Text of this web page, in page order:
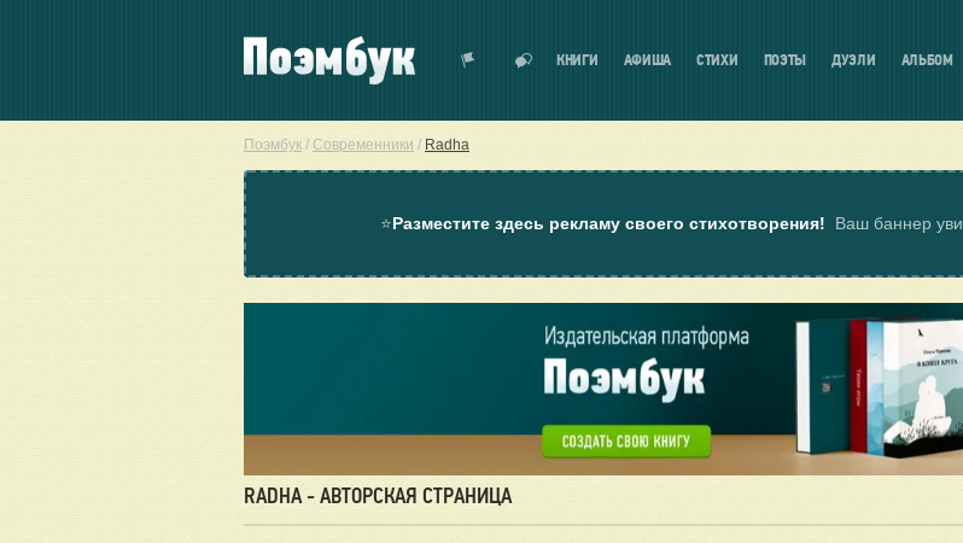
КНИГИ АФИША СТИХИ ПОЭТЫ ДУЭЛИ АЛЬБОМ
Поэмбук / Современники / Radha
⭐Разместите здесь рекламу своего стихотворения! Ваш баннер
RADHA - АВТОРСКАЯ СТРАНИЦА